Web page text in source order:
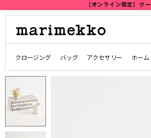
クロージング バッグ アクセサリー ホーム